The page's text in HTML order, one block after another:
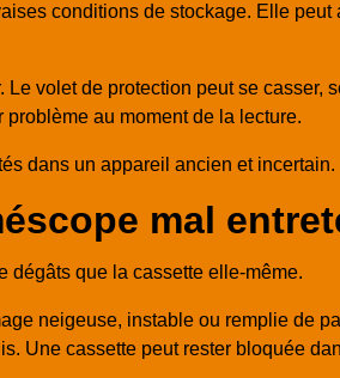
conditions de stockage. Elle
volet de protection peut se
au moment de la lecture.
dans un appareil ancien et incertain.
mal
dégâts que la cassette elle-même.
neigeuse, instable ou remplie de
Une cassette peut rester bloquée